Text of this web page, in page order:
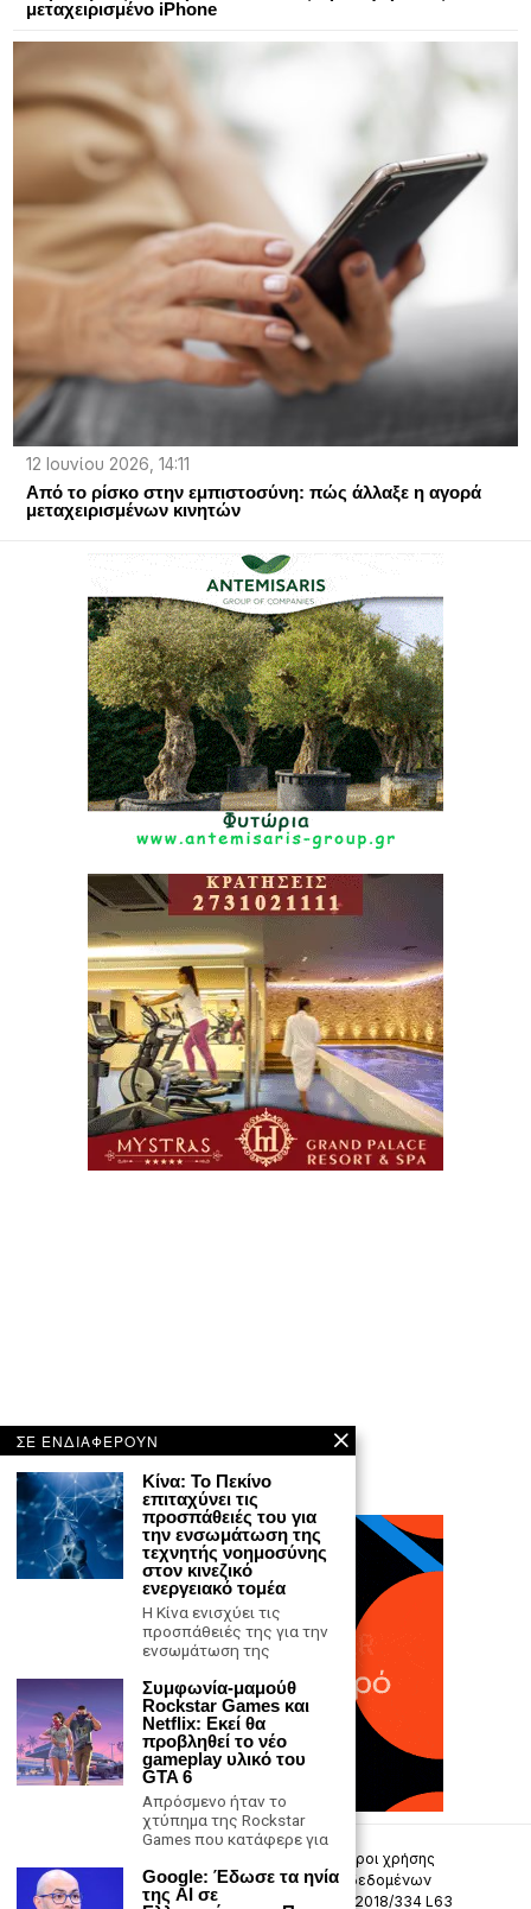
μεταχειρισμένο iPhone
12 Ιουνίου 2026, 14:11
Από το ρίσκο στην εμπιστοσύνη: πώς άλλαξε η αγορά
μεταχειρισμένων κινητών
Όροι χρήσης
Πολιτική προστασίας προσωπικών δεδομένων
Δήλωση συμμόρφωσης -σύσταση (ΕΕ) 2018/334 L63
ΣΕ ΕΝΔΙΑΦΕΡΟΥΝ
Κίνα: Το Πεκίνο
επιταχύνει τις
προσπάθειές του για
την ενσωμάτωση της
τεχνητής νοημοσύνης
στον κινεζικό
ενεργειακό τομέα
Η Κίνα ενισχύει τις
προσπάθειές της για την
ενσωμάτωση της
Συμφωνία-μαμούθ
Rockstar Games και
Netflix: Εκεί θα
προβληθεί το νέο
gameplay υλικό του
GTA 6
Απρόσμενο ήταν το
χτύπημα της Rockstar
Games που κατάφερε για
Google: Έδωσε τα ηνία
της AI σε